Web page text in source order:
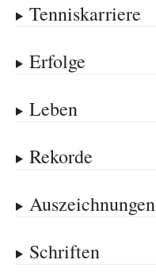
Tenniskarriere
Erfolge
Leben
Rekorde
Auszeichnungen
Schriften